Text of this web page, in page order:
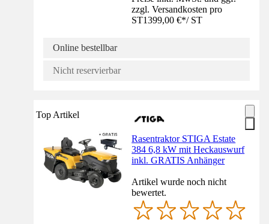
zzgl. Versandkosten pro
ST1399,00 €*/ ST
Online bestellbar
Nicht reservierbar
Top Artikel
Rasentraktor STIGA Estate
384 6,8 kW mit Heckauswurf
inkl. GRATIS Anhänger
Artikel wurde noch nicht
bewertet.